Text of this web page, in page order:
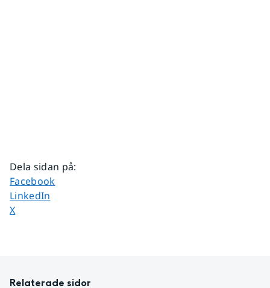
Dela sidan på:
Dela sidan på
Facebook
Dela sidan på
LinkedIn
Dela sidan på
X
Relaterade sidor